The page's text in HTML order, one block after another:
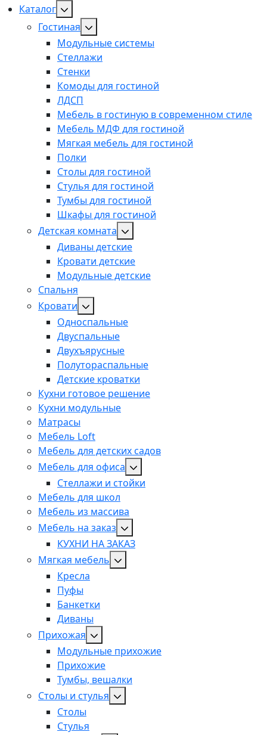
Каталог
Гостиная
Модульные системы
Стеллажи
Стенки
Комоды для гостиной
ЛДСП
Мебель в гостиную в современном стиле
Мебель МДФ для гостиной
Мягкая мебель для гостиной
Полки
Столы для гостиной
Стулья для гостиной
Тумбы для гостиной
Шкафы для гостиной
Детская комната
Диваны детские
Кровати детские
Модульные детские
Спальня
Кровати
Односпальные
Двуспальные
Двухъярусные
Полутораспальные
Детские кроватки
Кухни готовое решение
Кухни модульные
Матрасы
Мебель Loft
Мебель для детских садов
Мебель для офиса
Стеллажи и стойки
Мебель для школ
Мебель из массива
Мебель на заказ
КУХНИ НА ЗАКАЗ
Мягкая мебель
Кресла
Пуфы
Банкетки
Диваны
Прихожая
Модульные прихожие
Прихожие
Тумбы, вешалки
Столы и стулья
Столы
Стулья